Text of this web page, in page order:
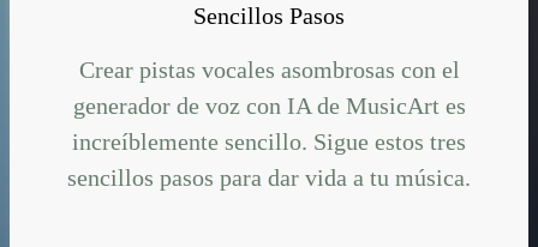
Sencillos Pasos
Crear pistas vocales asombrosas con el
generador de voz con IA de MusicArt es
increíblemente sencillo. Sigue estos tres
sencillos pasos para dar vida a tu música.